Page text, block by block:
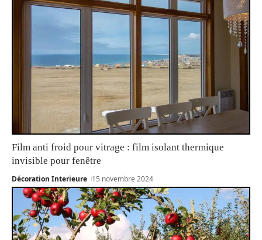
Film anti froid pour vitrage : film isolant thermique
invisible pour fenêtre
Décoration Interieure 15 novembre 2024